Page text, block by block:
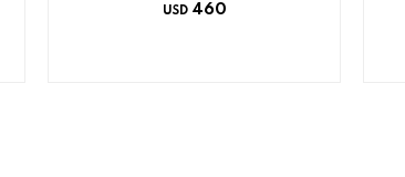
USD 460